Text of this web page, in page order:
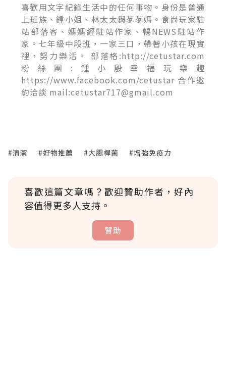
喜歡用文字紀錄生活中的任何事物。身份是普通
上班族、鍾小姐、林太太與苳苳媽。食尚玩家駐
站部落客、媽媽經駐站作家、暢NEWS駐站作
家。七年級中段班，一家三口，帶著小孩在現實
裡，努力樂活。 部落格:http://cetustar.com
粉絲團:鍾小殷幸福玩樂趣
https://www.facebook.com/cetustar 合作邀
約洽談 mail:cetustar717@gmail.com
#清潔 #好物推薦 #大腸桿菌 #增強免疫力
喜歡這篇文章嗎？歡迎贊助作者，好內
容值得更多人支持。
贊助